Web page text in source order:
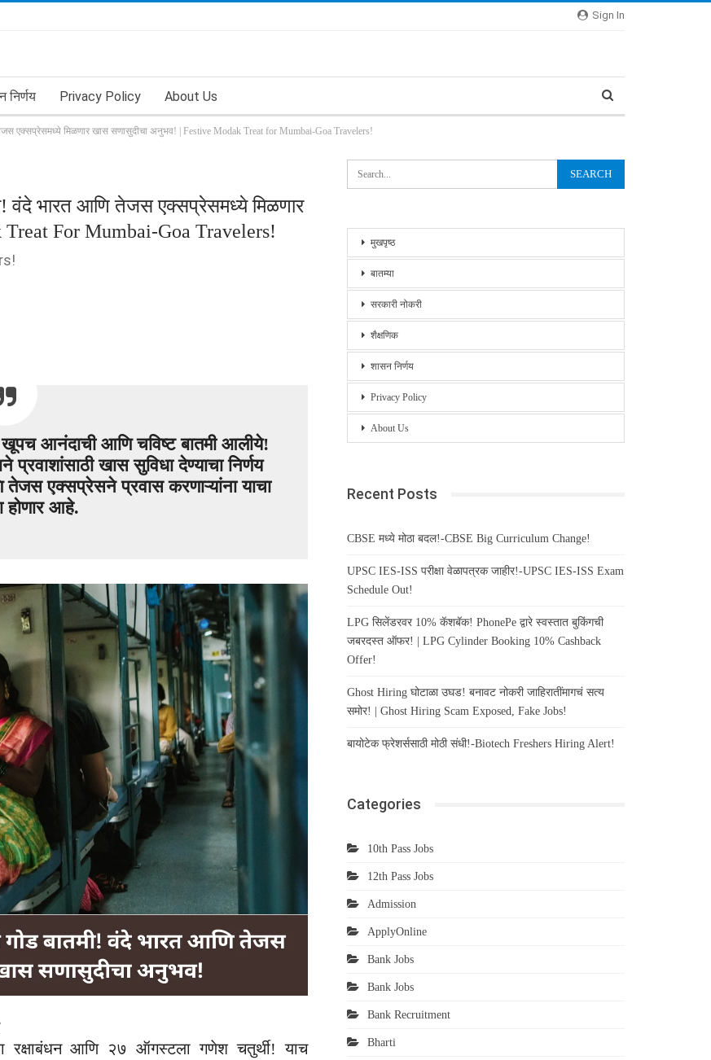
Sign In
निर्णय Privacy Policy About Us
तेजस एक्सप्रेसमध्ये मिळणार खास सणासुदीचा अनुभव! | Festive Modak Treat for Mumbai-Goa Travelers!
वंदे भारत आणि तेजस एक्सप्रेसमध्ये मिळणार
For Mumbai-Goa Travelers!
खूपच आनंदाची आणि चविष्ट बातमी आलीये!
प्रवाशांसाठी खास सुविधा देण्याचा निर्णय
एक्सप्रेसने प्रवास करणाऱ्यांना याचा
होणार आहे.
आणि २७ ऑगस्टला गणेश चतुर्थी! याच
मुखपृष्ठ
बातम्या
सरकारी नोकरी
शैक्षणिक
शासन निर्णय
Privacy Policy
About Us
Recent Posts
CBSE मध्ये मोठा बदल!-CBSE Big Curriculum Change!
UPSC IES-ISS परीक्षा वेळापत्रक जाहीर!-UPSC IES-ISS Exam
Schedule Out!
LPG सिलेंडरवर 10% कॅशबॅक! PhonePe द्वारे स्वस्तात बुकिंगची
जबरदस्त ऑफर! | LPG Cylinder Booking 10% Cashback
Offer!
Ghost Hiring घोटाळा उघड! बनावट नोकरी जाहिरातींमागचं सत्य
समोर! | Ghost Hiring Scam Exposed, Fake Jobs!
बायोटेक फ्रेशर्ससाठी मोठी संधी!-Biotech Freshers Hiring Alert!
Categories
10th Pass Jobs
12th Pass Jobs
Admission
ApplyOnline
Bank Jobs
Bank Jobs
Bank Recruitment
Bharti